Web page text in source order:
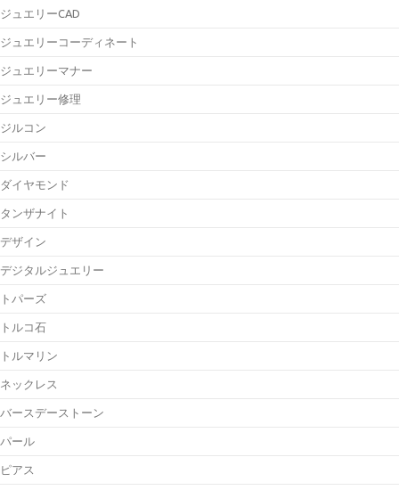
ジュエリーCAD
ジュエリーコーディネート
ジュエリーマナー
ジュエリー修理
ジルコン
シルバー
ダイヤモンド
タンザナイト
デザイン
デジタルジュエリー
トパーズ
トルコ石
トルマリン
ネックレス
バースデーストーン
パール
ピアス